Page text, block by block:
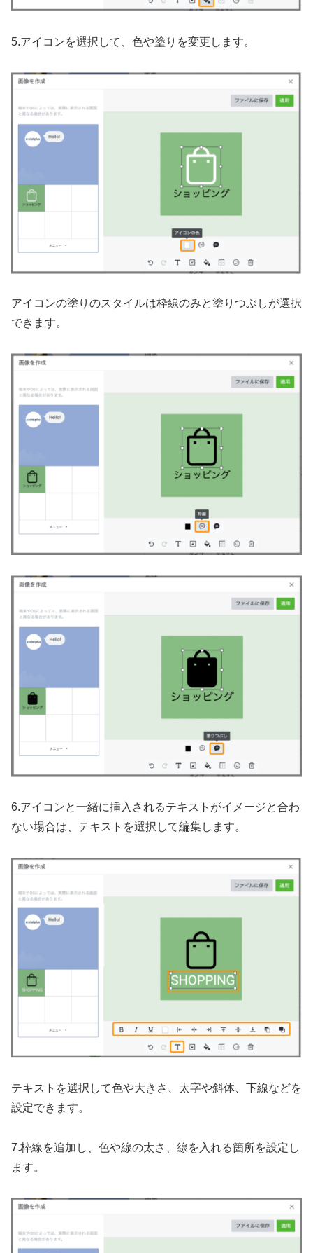
5.アイコンを選択して、色や塗りを変更します。
アイコンの塗りのスタイルは枠線のみと塗りつぶしが選択
できます。
6.アイコンと一緒に挿入されるテキストがイメージと合わ
ない場合は、テキストを選択して編集します。
テキストを選択して色や大きさ、太字や斜体、下線などを
設定できます。
7.枠線を追加し、色や線の太さ、線を入れる箇所を設定し
ます。